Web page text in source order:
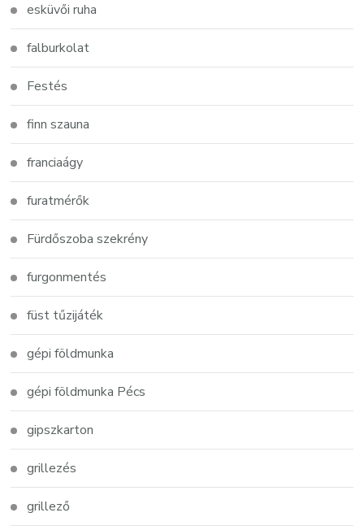
esküvői ruha
falburkolat
Festés
finn szauna
franciaágy
furatmérők
Fürdőszoba szekrény
furgonmentés
füst tűzijáték
gépi földmunka
gépi földmunka Pécs
gipszkarton
grillezés
grillező